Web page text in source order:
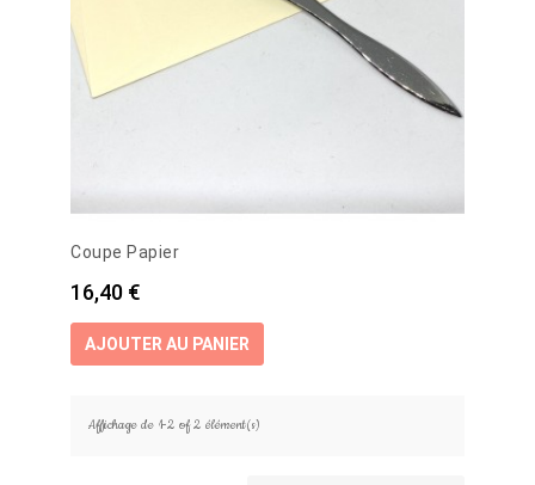
Coupe Papier
Prix
16,40 €
AJOUTER AU PANIER
Affichage de 1-2 of 2 élément(s)